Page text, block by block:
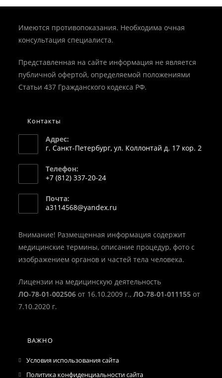
Имеются противопоказания. Необходима очная
консультация специалиста.
Представленная на сайте информация не является
публичной офертой, определяемой положениями
Статьи 437 Гражданского кодекса РФ.
Контакты
Адрес:
г. Санкт-Петербург, ул. Коллонтай д. 17 кор. 2
Телефон:
+7 (812) 337-20-24
в
вашем
Почта:
a3114568@yandex.ru
приложении
Внимание! Размещенная информация содержит
медицинские термины, описание процедур, фото с
изображением органов и частей тела человека.
Лицензии на медицинскую деятельность
ЛО-78-01-002506 от 16.10.2009 г.,ЛО-78-01-011155 от
7.10.2020 г.
ВАЖНО
Условия использования сайта
Политика конфиденциальности сайта